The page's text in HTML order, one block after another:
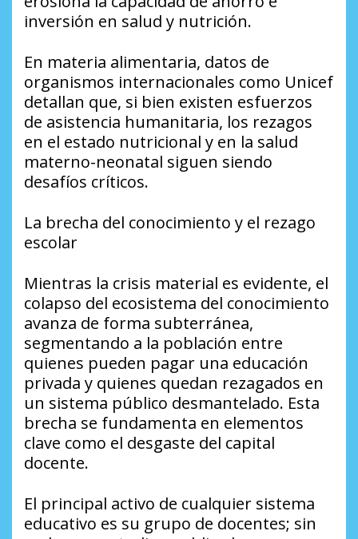
inversión en salud y nutrición.
​En materia alimentaria, datos de
organismos internacionales como Unicef
detallan que, si bien existen esfuerzos
de asistencia humanitaria, los rezagos
en el estado nutricional y en la salud
materno-neonatal siguen siendo
desafíos críticos.
​La brecha del conocimiento y el rezago
escolar
​Mientras la crisis material es evidente, el
colapso del ecosistema del conocimiento
avanza de forma subterránea,
segmentando a la población entre
quienes pueden pagar una educación
privada y quienes quedan rezagados en
un sistema público desmantelado. Esta
brecha se fundamenta en elementos
clave como el desgaste del capital
docente.
​El principal activo de cualquier sistema
educativo es su grupo de docentes; sin